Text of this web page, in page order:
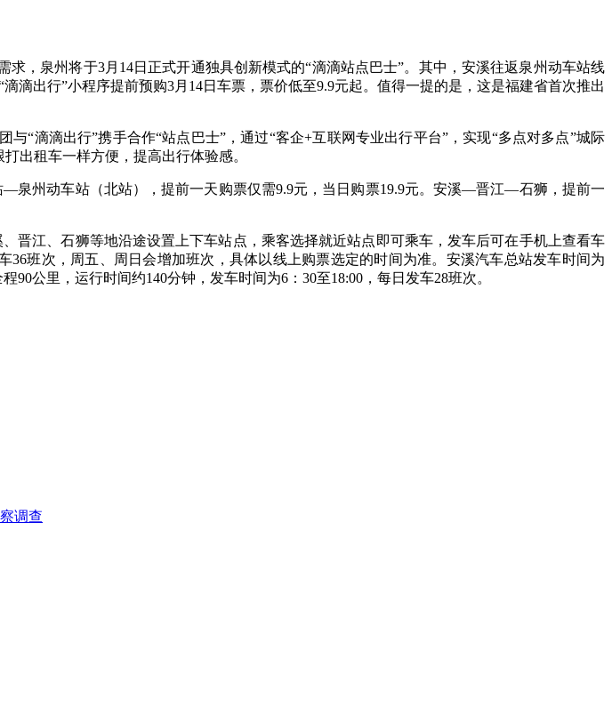
，泉州将于3月14日正式开通独具创新模式的“滴滴站点巴士”。其中，安溪往返泉州动车站线
滴出行”小程序提前预购3月14日车票，票价低至9.9元起。值得一提的是，这是福建省首次推出
“滴滴出行”携手合作“站点巴士”，通过“客企+互联网专业出行平台”，实现“多点对多点”城际
出租车一样方便，提高出行体验感。
泉州动车站（北站），提前一天购票仅需9.9元，当日购票19.9元。安溪—晋江—石狮，提前一
晋江、石狮等地沿途设置上下车站点，乘客选择就近站点即可乘车，发车后可在手机上查看车
班次，周五、周日会增加班次，具体以线上购票选定的时间为准。安溪汽车总站发车时间为
公里，运行时间约140分钟，发车时间为6：30至18:00，每日发车28班次。
调查